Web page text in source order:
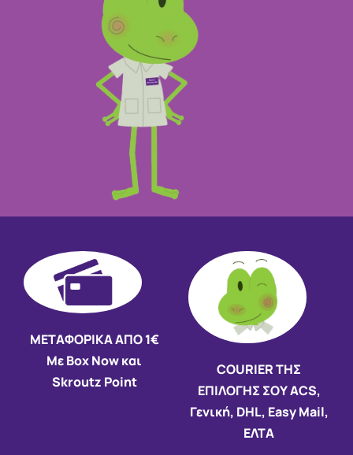
ΜΕΤΑΦΟΡΙΚΑ ΑΠΟ 1€
Με Box Now και
Skroutz Point
COURIER ΤΗΣ
ΕΠΙΛΟΓΗΣ ΣΟΥ ACS,
Γενική, DHL, Easy Mail,
ΕΛΤΑ